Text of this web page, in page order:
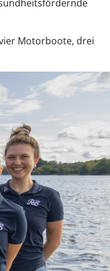
Motorboote, drei